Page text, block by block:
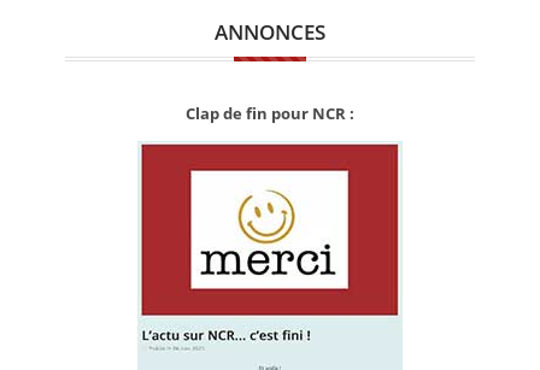
ANNONCES
Clap de fin pour NCR :